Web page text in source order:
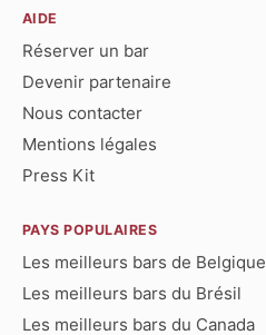
AIDE
Réserver un bar
Devenir partenaire
Nous contacter
Mentions légales
Press Kit
PAYS POPULAIRES
Les meilleurs bars de Belgique
Les meilleurs bars du Brésil
Les meilleurs bars du Canada